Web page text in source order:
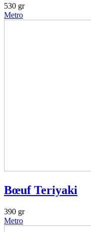
530 gr
Metro
Bœuf Teriyaki
390 gr
Metro